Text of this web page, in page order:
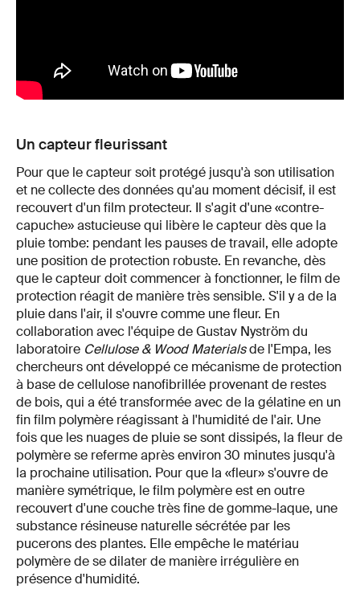
Un capteur fleurissant
Pour que le capteur soit protégé jusqu'à son utilisation
et ne collecte des données qu'au moment décisif, il est
recouvert d'un film protecteur. Il s'agit d'une «contre-
capuche» astucieuse qui libère le capteur dès que la
pluie tombe: pendant les pauses de travail, elle adopte
une position de protection robuste. En revanche, dès
que le capteur doit commencer à fonctionner, le film de
protection réagit de manière très sensible. S'il y a de la
pluie dans l'air, il s'ouvre comme une fleur. En
collaboration avec l'équipe de Gustav Nyström du
laboratoire Cellulose & Wood Materialsde l'Empa, les
chercheurs ont développé ce mécanisme de protection
à base de cellulose nanofibrillée provenant de restes
de bois, qui a été transformée avec de la gélatine en un
fin film polymère réagissant à l'humidité de l'air. Une
fois que les nuages de pluie se sont dissipés, la fleur de
polymère se referme après environ 30 minutes jusqu'à
la prochaine utilisation. Pour que la «fleur» s'ouvre de
manière symétrique, le film polymère est en outre
recouvert d'une couche très fine de gomme-laque, une
substance résineuse naturelle sécrétée par les
pucerons des plantes. Elle empêche le matériau
polymère de se dilater de manière irrégulière en
présence d'humidité.